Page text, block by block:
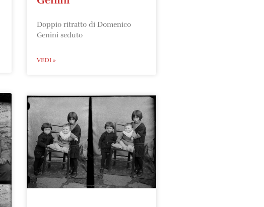
Doppio ritratto di Domenico
Genini seduto
VEDI »